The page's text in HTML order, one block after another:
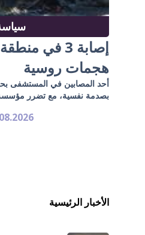
إصابة 3 في
هجمات روسية
أحد المصابين في المستشفى
بصدمة نفسية، مع تضرر
الأخبار الرئيسية